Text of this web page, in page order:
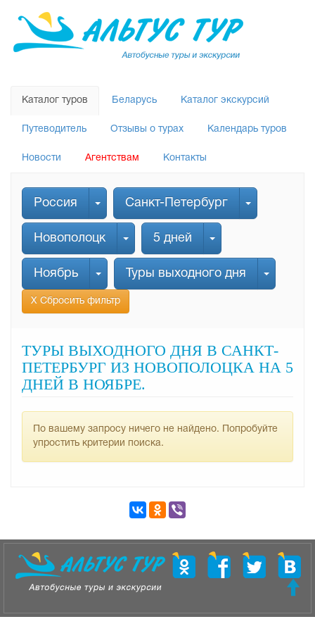
Каталог туров Беларусь Каталог экскурсий
Путеводитель Отзывы о турах Календарь туров
Новости Агентствам Контакты
Россия Санкт-Петербург
Новополоцк 5 дней
Ноябрь Туры выходного дня
Х Сбросить фильтр
ТУРЫ ВЫХОДНОГО ДНЯ В САНКТ-
ПЕТЕРБУРГ ИЗ НОВОПОЛОЦКА НА 5
ДНЕЙ В НОЯБРЕ.
По вашему запросу ничего не найдено. Попробуйте
упростить критерии поиска.